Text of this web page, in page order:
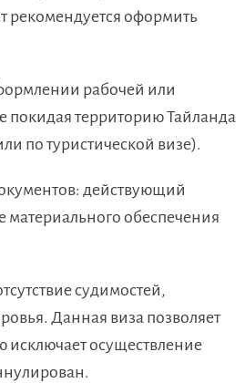
рекомендуется оформить
рабочей или
покидая территорию Тайланда
по туристической визе).
действующий
материального обеспечения
судимостей,
Данная виза позволяет
исключает осуществление